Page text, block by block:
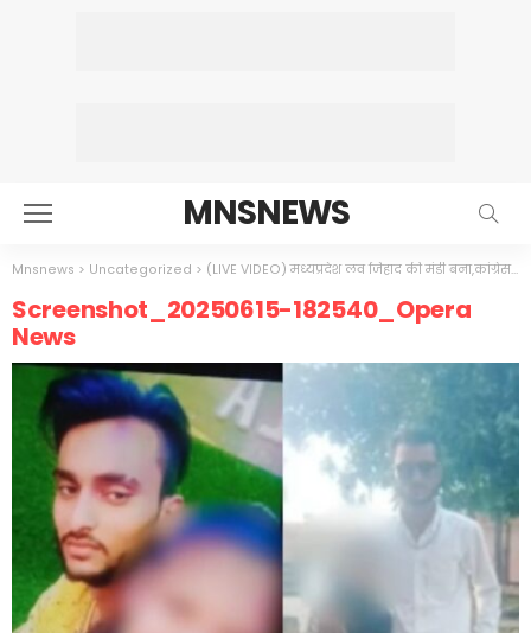
MNSNEWS
Mnsnews > Uncategorized > (LIVE VIDEO) मध्यप्रदेश लव जिहाद की मंडी बना,कांग्रेस का कटमुल्ला नेता एक हिन्दू लड़की के देता 3 लाख,
Screenshot_20250615-182540_Opera
News